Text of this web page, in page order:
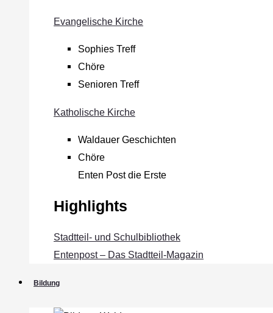
Evangelische Kirche
Sophies Treff
Chöre
Senioren Treff
Katholische Kirche
Waldauer Geschichten
Chöre
Enten Post die Erste
Highlights
Stadtteil- und Schulbibliothek
Entenpost – Das Stadtteil-Magazin
Bildung